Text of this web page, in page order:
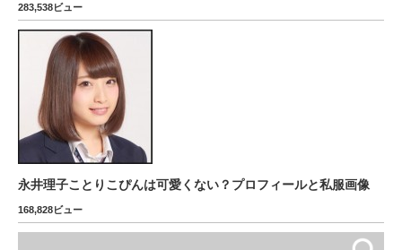
283,538ビュー
永井理子ことりこぴんは可愛くない？プロフィールと私服画像
168,828ビュー